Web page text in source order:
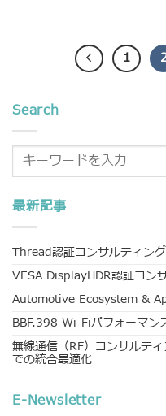
1
Search
最新記事
Thread認証コンサルティン
VESA DisplayHDR認証コン
Automotive Ecosystem &
BBF.398 Wi-Fiパフォーマン
無線通信（RF）コンサルテ
での統合最適化
E-Newsletter